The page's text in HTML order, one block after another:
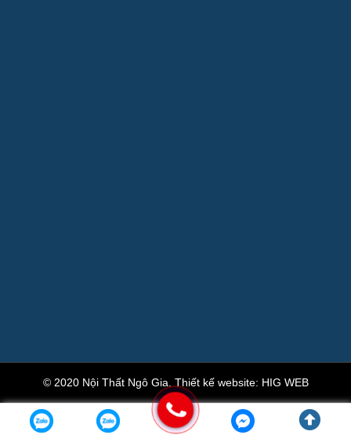
© 2020 Nội Thất Ngô Gia. Thiết kế website: HIG WEB